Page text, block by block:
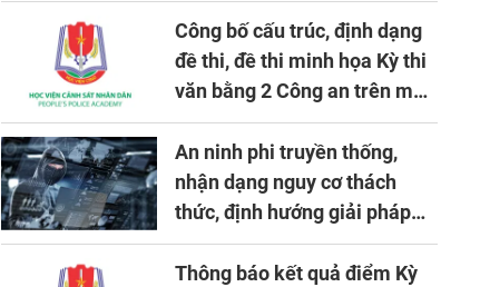
CSND năm học 2026 - 2027
Công bố cấu trúc, định dạng
đề thi, đề thi minh họa Kỳ thi
văn bằng 2 Công an trên máy
tính
An ninh phi truyền thống,
nhận dạng nguy cơ thách
thức, định hướng giải pháp
đảm bảo an ninh quốc gia
trong tình hình hiện nay
Thông báo kết quả điểm Kỳ